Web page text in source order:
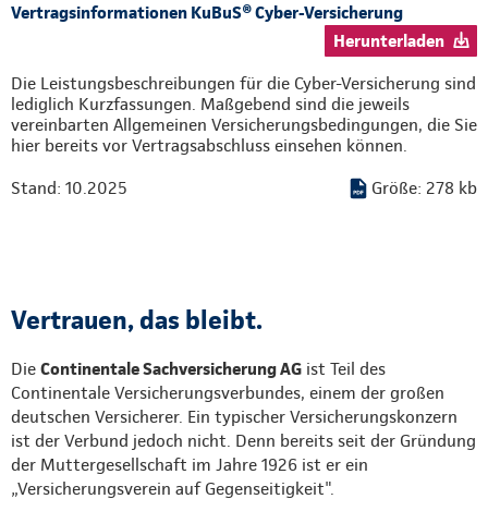
Vertragsinformationen KuBuS® Cyber-Versicherung
Herunterladen
Die Leistungsbeschreibungen für die Cyber-Versicherung sind
lediglich Kurzfassungen. Maßgebend sind die jeweils
vereinbarten Allgemeinen Versicherungsbedingungen, die Sie
hier bereits vor Vertragsabschluss einsehen können.
Stand: 10.2025 Größe: 278 kb
Vertrauen, das bleibt.
Die Continentale Sachversicherung AG ist Teil des
Continentale Versicherungsverbundes, einem der großen
deutschen Versicherer. Ein typischer Versicherungskonzern
ist der Verbund jedoch nicht. Denn bereits seit der Gründung
der Muttergesellschaft im Jahre 1926 ist er ein
„Versicherungsverein auf Gegenseitigkeit".